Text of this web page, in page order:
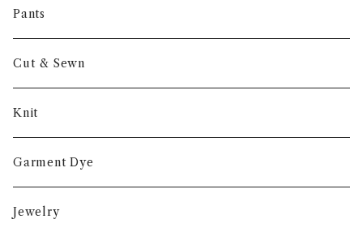
Other
Pants
Cut & Sewn
Knit
Garment Dye
Jewelry